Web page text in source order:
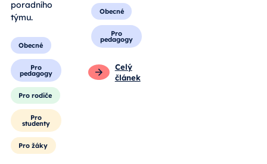
zapojit do
jeho prvního
týmu.
Obecné
Pro
pedagogy
Pro rodiče
Pro
studenty
dovednosti.
Obecné
pedagogy